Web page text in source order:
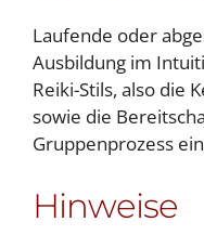
Laufende oder
Ausbildung im
Reiki-Stils, also die
sowie die
Gruppenprozess
Hinweise